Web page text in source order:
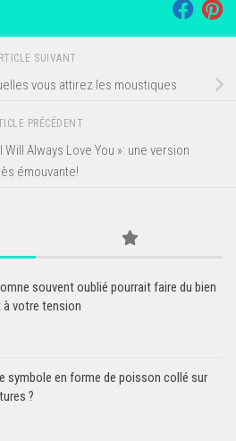
SUIVANT
vous attirez les moustiques
PRÉCÉDENT
Always Love You »: une version
émouvante!
souvent oublié pourrait faire du bien
à votre tension
symbole en forme de poisson collé sur
?